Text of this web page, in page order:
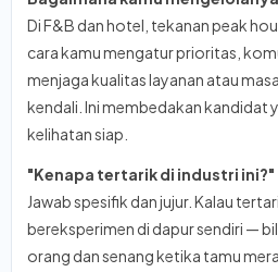
Di F&B dan hotel, tekanan peak
cara kamu mengatur prioritas,
menjaga kualitas layanan atau
kendali. Ini membedakan kandidat
kelihatan siap.
"Kenapa tertarik di industri ini?"
Jawab spesifik dan jujur. Kalau
bereksperimen di dapur sendiri —
orang dan senang ketika tamu